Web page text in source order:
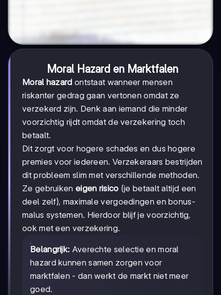
Moral Hazard en Marktfalen
Moral hazard ontstaat wanneer mensen
riskanter gedrag gaan vertonen omdat ze
verzekerd zijn. Denk aan iemand die minder
voorzichtig rijdt omdat de verzekering toch
betaalt.
Dit zorgt voor hogere schades en dus hogere
premies voor iedereen. Verzekeraars bestrijden
dit probleem slim met verschillende methoden.
Ze gebruiken eigen risico (je betaalt altijd een
deel zelf), maximale vergoedingen en bonus-
malus systemen. Hierdoor blijf je voorzichtig,
ook met een verzekering.
Belangrijk: Averechte selectie en moral
hazard kunnen samen zorgen voor
marktfalen - dan werkt de markt niet meer
goed.